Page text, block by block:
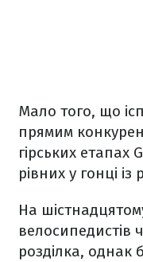
Мало того, що
прямим
гірських
рівних у гонці
На
велосипедистів
розділка, однак